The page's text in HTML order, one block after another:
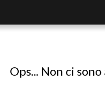
Ops... Non ci